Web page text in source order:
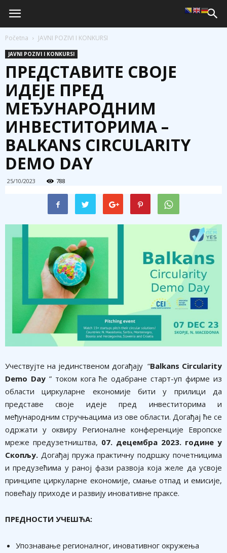
Početna JAVNI POZIVI I KONKURSI
JAVNI POZIVI I KONKURSI
ПРЕДСТАВИТЕ СВОЈЕ
ИДЕЈЕ ПРЕД
МЕЂУНАРОДНИМ
ИНВЕСТИТОРИМА –
BALKANS CIRCULARITY
DEMO DAY
25/10/2023 788
Учествујте на јединственом догађају “Balkans Circularity
Demo Day ” током кога ће одабране старт-уп фирме из
области циркуларне економије бити у прилици да
представе своје идеје пред инвеститорима и
међународним стручњацима из ове области. Догађај ће се
одржати у оквиру Регионалне конференције Европске
мреже предузетништва, 07. децембра 2023. године у
Скопљу. Догађај пружа практичну подршку почетницима
и предузећима у раној фази развоја која желе да усвоје
принципе циркуларне економије, смање отпад и емисије,
повећају приходе и развију иновативне праксе.
ПРЕДНОСТИ УЧЕШЋА:
Упознавање регионалног, иновативног окружења